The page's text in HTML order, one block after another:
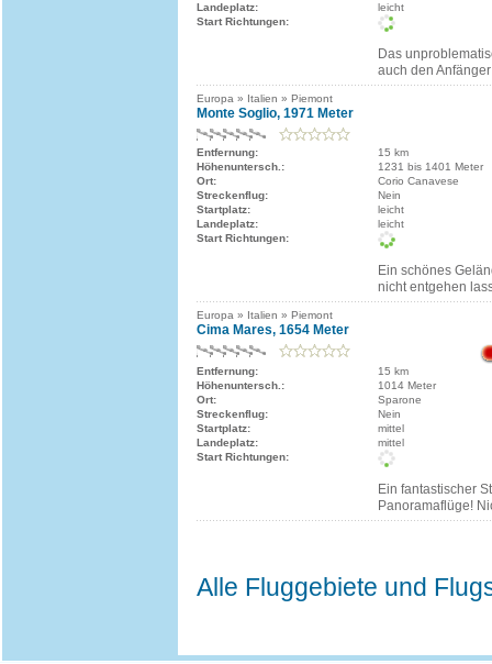
Landeplatz:
leicht
Start Richtungen:
Das
auch den
Europa » Italien » Piemont
Monte Soglio, 1971 Meter
Entfernung:
15 km
Höhenuntersch.:
1231 bis 1401 Meter
Ort:
Corio Canavese
Streckenflug:
Nein
Startplatz:
leicht
Landeplatz:
leicht
Start Richtungen:
Ein schönes
nicht entgehen
Europa » Italien » Piemont
Cima Mares, 1654 Meter
Entfernung:
15 km
Höhenuntersch.:
1014 Meter
Ort:
Sparone
Streckenflug:
Nein
Startplatz:
mittel
Landeplatz:
mittel
Start Richtungen:
Ein fantastischer
Panoramaflüge!
Alle Fluggebiete und